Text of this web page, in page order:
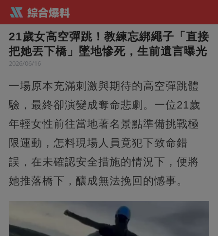
21歲女高空彈跳！教練忘綁繩子「直接
把她丟下橋」墜地慘死，生前遺言曝光
2026/06/16
一場原本充滿刺激與期待的高空彈跳體
驗，最終卻演變成奪命悲劇。一位21歲
年輕女性前往當地著名景點準備挑戰極
限運動，怎料現場人員竟犯下致命錯
誤，在未確認安全措施的情況下，便將
她推落橋下，釀成無法挽回的憾事。